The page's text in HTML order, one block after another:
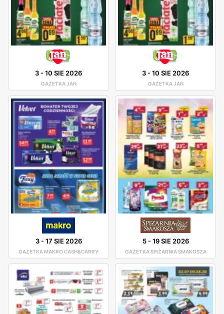
3-10 SIE 2026
GAZETKA JAN
3-10 SIE 2026
GAZETKA JAN
3-17 SIE 2026
GAZETKA MAKRO CASH&CARRY
5-19 SIE 2026
GAZETKA SPIŻARNIA SMAKOSZA